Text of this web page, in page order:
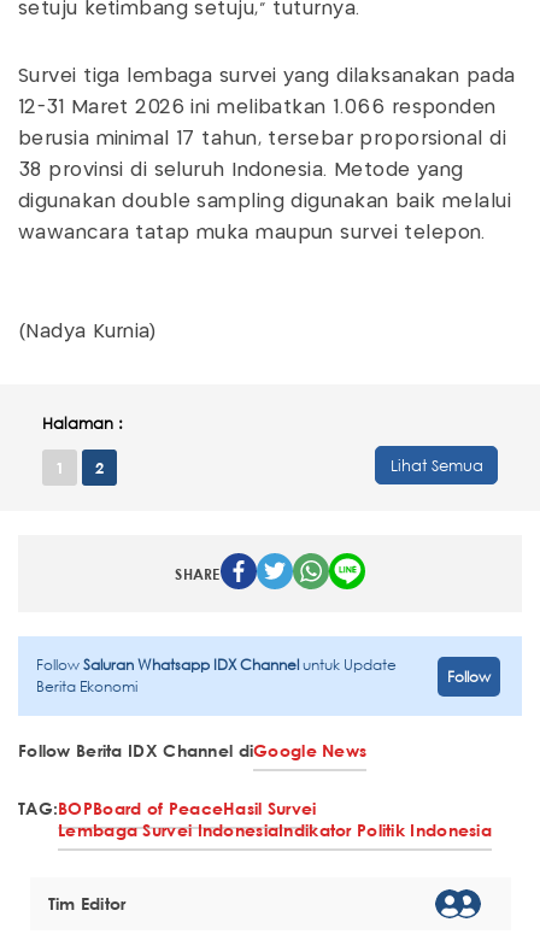
setuju ketimbang setuju,” tuturnya.
Survei tiga lembaga survei yang dilaksanakan pada
12-31 Maret 2026 ini melibatkan 1.066 responden
berusia minimal 17 tahun, tersebar proporsional di
38 provinsi di seluruh Indonesia. Metode yang
digunakan double sampling digunakan baik melalui
wawancara tatap muka maupun survei telepon.
(Nadya Kurnia)
Halaman :
1 2 Lihat Semua
SHARE
FollowSaluran Whatsapp IDX Channeluntuk Update
Berita Ekonomi
Follow
Follow Berita IDX Channel diGoogle News
TAG:BOPBoard of PeaceHasil Survei
Lembaga Survei IndonesiaIndikator Politik Indonesia
Tim Editor